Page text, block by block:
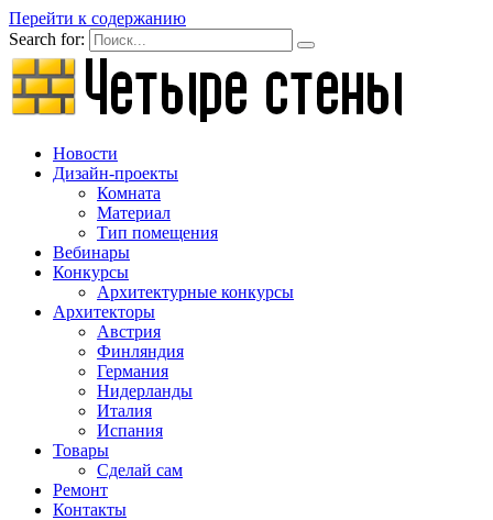
Перейти к содержанию
Search for:
Новости
Дизайн-проекты
Комната
Материал
Тип помещения
Вебинары
Конкурсы
Архитектурные конкурсы
Архитекторы
Австрия
Финляндия
Германия
Нидерланды
Италия
Испания
Товары
Сделай сам
Ремонт
Контакты